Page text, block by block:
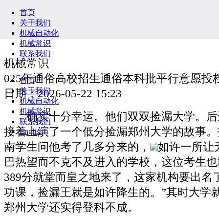
首页
关于我们
机械自动化
机械常识
联系我们
English
首页
关于我们
机械自动化
机械常识
联系我们
English
机械常识
025年通俗高校招生通俗本科批平行意愿投
日期：2026-05-22 15:23
确实十分幸运。他们双双捡漏大学。后
接着上演了一个低分捡漏郑州大学的故事
南学生问他考了几多分来的，
如许一所让
巴热望而不克不及进入的学校，这位考生
389分就堂而皇之地来了，这家机构要出名
功课，捡漏王就是如许降生的。”其时大学
郑州大学还实得登科不成。